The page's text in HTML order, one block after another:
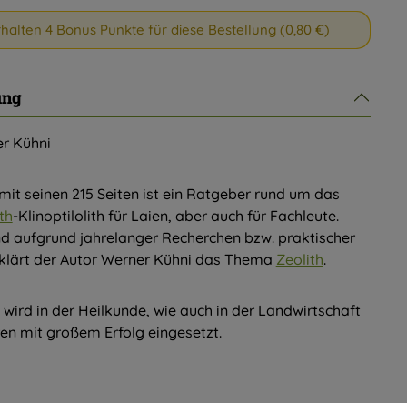
4 Bonus Punkte für diese Bestellung (0,80 €)
Kühni
seinen 215 Seiten ist ein Ratgeber rund um das
-Klinoptilolith für Laien, aber auch für Fachleute.
aufgrund jahrelanger Recherchen bzw. praktischer
der Autor Werner Kühni das Thema Zeolith.
in der Heilkunde, wie auch in der Landwirtschaft
mit großem Erfolg eingesetzt.